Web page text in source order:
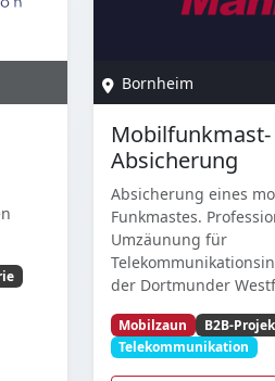
Bornheim
Mobilfunkmast-
Absicherung
Absicherung eines
Funkmastes.
Umzäunung für
der Dortmunder
Mobilzaun
B2B-
Telekommunikation